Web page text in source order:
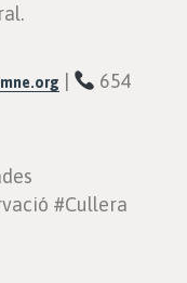
654
#Cullera